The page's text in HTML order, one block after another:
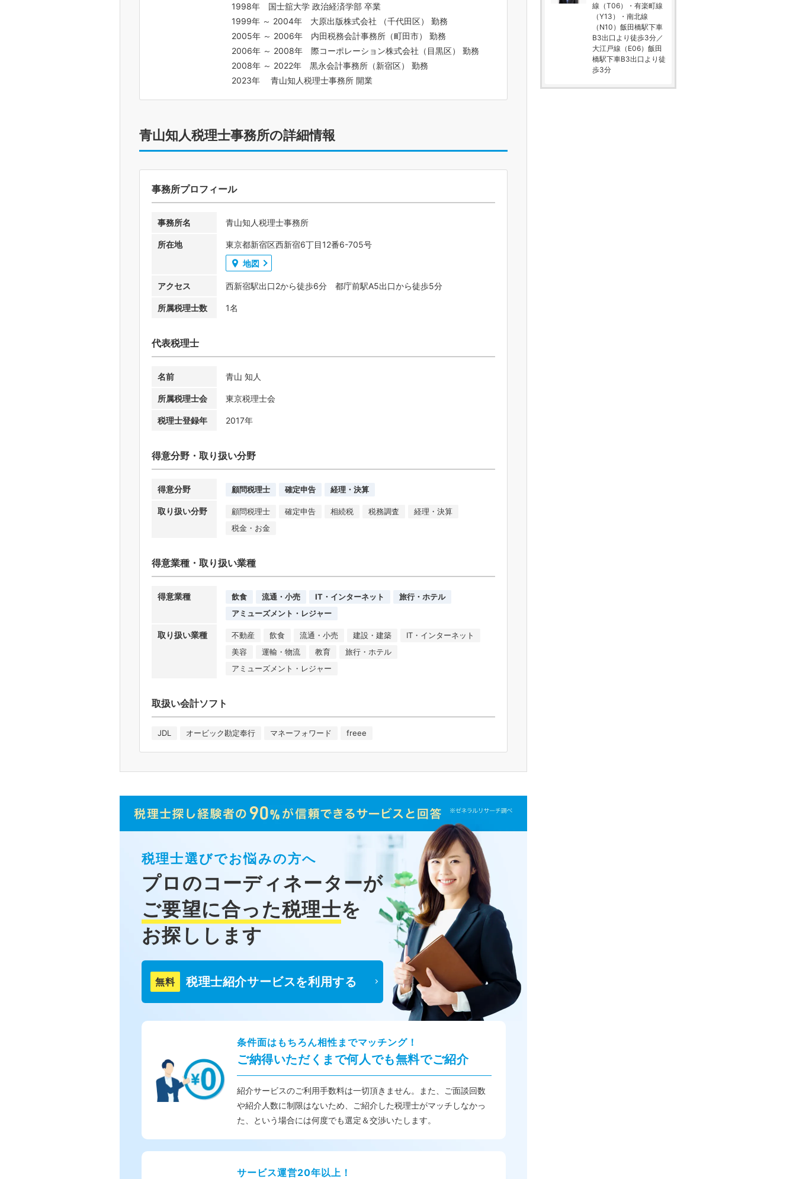
線（T06）・有楽町線
（Y13）・南北線
（N10）飯田橋駅下車
B3出口より徒歩3分／
大江戸線（E06）飯田
橋駅下車B3出口より徒
歩3分
1998年 国士舘大学 政治経済学部 卒業
1999年 ～ 2004年 大原出版株式会社 （千代田区） 勤務
2005年 ～ 2006年 内田税務会計事務所（町田市） 勤務
2006年 ～ 2008年 際コーポレーション株式会社（目黒区） 勤務
2008年 ～ 2022年 黒永会計事務所（新宿区） 勤務
2023年 青山知人税理士事務所 開業
青山知人税理士事務所の詳細情報
事務所プロフィール
事務所名 青山知人税理士事務所
所在地
東京都新宿区西新宿6丁目12番6-705号
地図
アクセス 西新宿駅出口2から徒歩6分 都庁前駅A5出口から徒歩5分
所属税理士数 1名
代表税理士
名前 青山 知人
所属税理士会 東京税理士会
税理士登録年 2017年
得意分野・取り扱い分野
得意分野 顧問税理士 確定申告 経理・決算
取り扱い分野 顧問税理士 確定申告 相続税 税務調査
経理・決算
税金・お金
得意業種・取り扱い業種
得意業種 飲食 流通・小売 IT・インターネット
旅行・ホテル
アミューズメント・レジャー
取り扱い業種 不動産 飲食 流通・小売 建設・建築
IT・インターネット
美容
運輸・物流 教育
旅行・ホテル
アミューズメント・レジャー
取扱い会計ソフト
JDL オービック勘定奉行 マネーフォワード freee
税理士選びでお悩みの方へ
プロのコーディネーターが
ご要望に合った税理士を
お探しします
無料 税理士紹介サービスを利用する
条件面はもちろん相性までマッチング！
ご納得いただくまで何人でも無料でご紹介
紹介サービスのご利用手数料は一切頂きません。また、ご面談回数
や紹介人数に制限はないため、ご紹介した税理士がマッチしなかっ
た、という場合には何度でも選定＆交渉いたします。
サービス運営20年以上！